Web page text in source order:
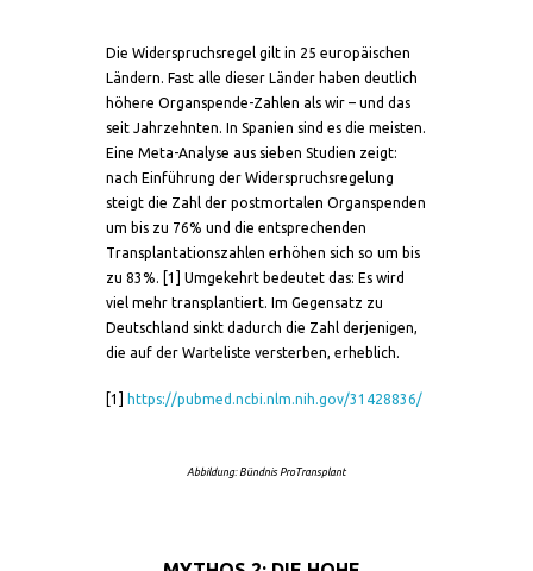
Die Widerspruchsregel gilt in 25 europäischen
Ländern. Fast alle dieser Länder haben deutlich
höhere Organspende-Zahlen als wir – und das
seit Jahrzehnten. In Spanien sind es die meisten.
Eine Meta-Analyse aus sieben Studien zeigt:
nach Einführung der Widerspruchsregelung
steigt die Zahl der postmortalen Organspenden
um bis zu 76% und die entsprechenden
Transplantationszahlen erhöhen sich so um bis
zu 83%. [1] Umgekehrt bedeutet das: Es wird
viel mehr transplantiert. Im Gegensatz zu
Deutschland sinkt dadurch die Zahl derjenigen,
die auf der Warteliste versterben, erheblich.
[1] https://pubmed.ncbi.nlm.nih.gov/31428836/
Abbildung: Bündnis ProTransplant